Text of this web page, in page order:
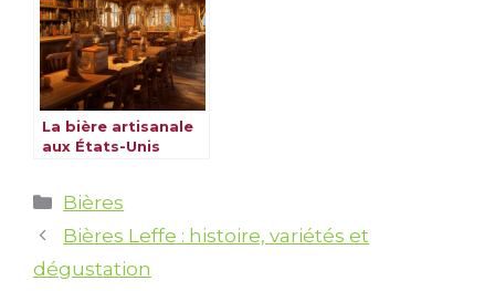
La bière artisanale
aux États-Unis
Catégories
Bières
Bières Leffe : histoire, variétés et
dégustation